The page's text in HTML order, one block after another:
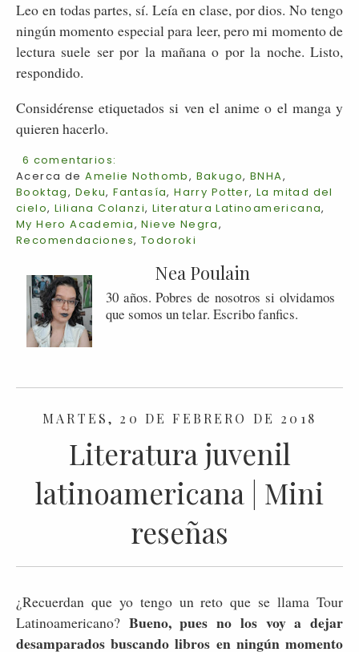
Leo en todas partes, sí. Leía en clase, por dios. No tengo
ningún momento especial para leer, pero mi momento de
lectura suele ser por la mañana o por la noche. Listo,
respondido.
Considérense etiquetados si ven el anime o el manga y
quieren hacerlo.
6 comentarios:
Acerca deAmelie Nothomb, Bakugo, BNHA,
Booktag, Deku,Fantasía,Harry Potter, La mitad del
cielo, Liliana Colanzi, Literatura Latinoamericana,
My Hero Academia,Nieve Negra,
Recomendaciones, Todoroki
Nea Poulain
30 años. Pobres de nosotros si olvidamos
que somos un telar. Escribo fanfics.
MARTES, 20 DE FEBRERO DE 2018
Literatura juvenil
latinoamericana | Mini
reseñas
¿Recuerdan que yo tengo un reto que se llama Tour
Latinoamericano? Bueno, pues no los voy a dejar
desamparados buscando libros en ningún momento